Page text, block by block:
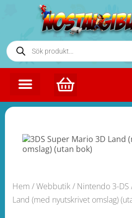
Hem /Webbutik/ Nintendo 3-DS
Land (med nyutskrivet omslag)